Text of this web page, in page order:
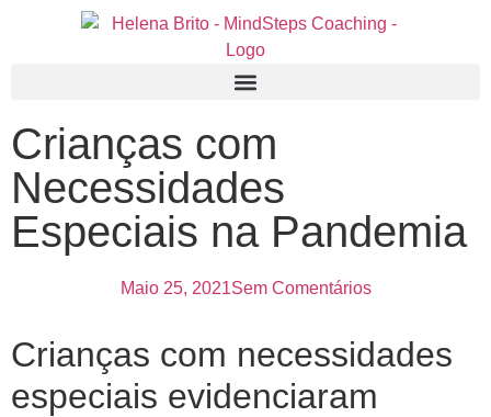
Crianças com
Necessidades
Especiais na Pandemia
Maio 25, 2021Sem Comentários
Crianças com necessidades
especiais evidenciaram